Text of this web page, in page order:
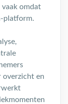
vaak omdat
platform.
overzicht en